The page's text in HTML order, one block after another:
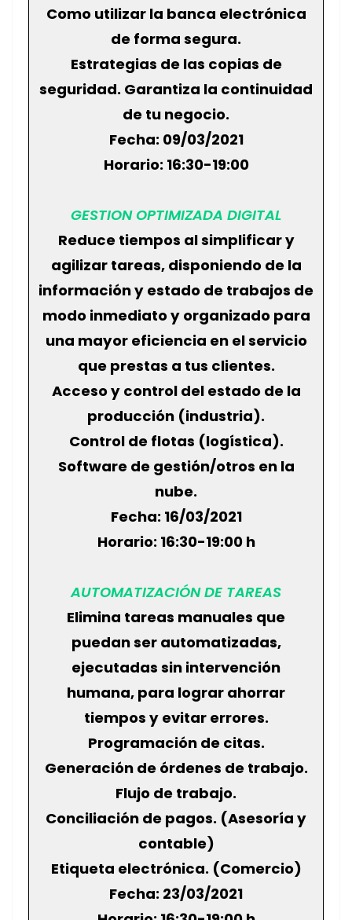
Como utilizar la banca electrónica
de forma segura.
Estrategias de las copias de
seguridad. Garantiza la continuidad
de tu negocio.
Fecha: 09/03/2021
Horario: 16:30-19:00
GESTION OPTIMIZADA DIGITAL
Reduce tiempos al simplificar y
agilizar tareas, disponiendo de la
información y estado de trabajos de
modo inmediato y organizado para
una mayor eficiencia en el servicio
que prestas a tus clientes.
Acceso y control del estado de la
producción (industria).
Control de flotas (logística).
Software de gestión/otros en la
nube.
Fecha: 16/03/2021
Horario: 16:30-19:00 h
AUTOMATIZACIÓN DE TAREAS
Elimina tareas manuales que
puedan ser automatizadas,
ejecutadas sin intervención
humana, para lograr ahorrar
tiempos y evitar errores.
Programación de citas.
Generación de órdenes de trabajo.
Flujo de trabajo.
Conciliación de pagos. (Asesoría y
contable)
Etiqueta electrónica. (Comercio)
Fecha: 23/03/2021